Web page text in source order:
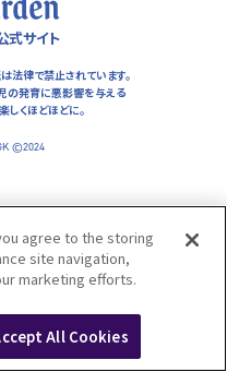
式サイト
法律で禁止されています。
の発育に悪影響を与える
しくほどほどに。
©2024
agree to the storing
site navigation,
marketing efforts.
All Cookies